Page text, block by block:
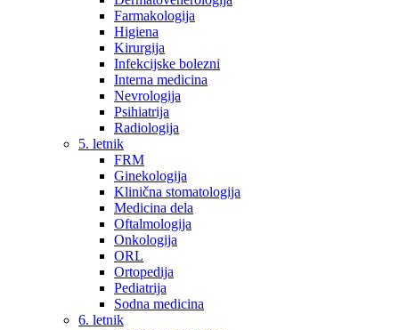
Farmakologija
Higiena
Kirurgija
Infekcijske bolezni
Interna medicina
Nevrologija
Psihiatrija
Radiologija
5. letnik
FRM
Ginekologija
Klinična stomatologija
Medicina dela
Oftalmologija
Onkologija
ORL
Ortopedija
Pediatrija
Sodna medicina
6. letnik